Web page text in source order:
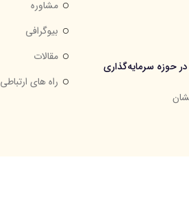
حوزه سرمایه‌گذاری
مشاوره
بیوگرافی
مقالات
راه های ارتباطی